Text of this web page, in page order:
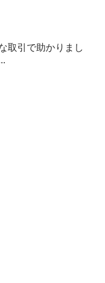
取引で助かりまし